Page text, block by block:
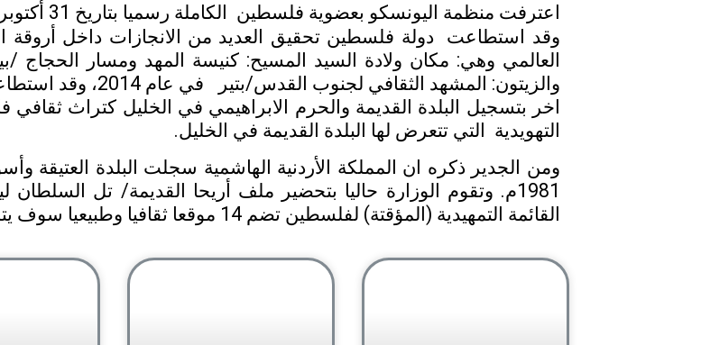
اعترفت منظمة اليونسكو بعضوية فلسطين الكاملة رسميا بتاريخ 31 أكتوبر/تشرين الأول
وقد استطاعت دولة فلسطين تحقيق العديد من الانجازات داخل أروقة
العالمي وهي: مكان ولادة السيد المسيح: كنيسة المهد ومسار الحجاج
اخر بتسجيل البلدة القديمة والحرم الابراهيمي في الخليل كتراث
التهويدية التي تتعرض لها البلدة القديمة في الخليل.
ومن الجدير ذكره ان المملكة الأردنية الهاشمية سجلت البلدة العتيقة
1981م. وتقوم الوزارة حاليا بتحضير ملف أريحا القديمة/ تل
القائمة التمهيدية (المؤقتة) لفلسطين تضم 14 موقعا ثقافيا وطبيعيا سوف يتم تسجيلها خلال السنوات القادمة.